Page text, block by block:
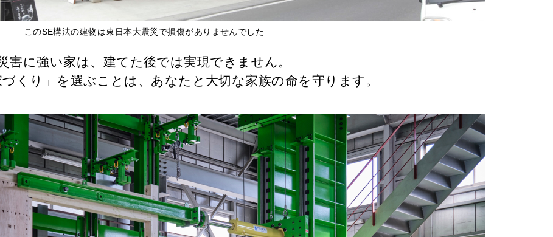
このSE構法の建物は東日本大震災で損傷がありませんでした
害に強い家は、建てた後では実現できません。
づくり」を選ぶことは、あなたと大切な家族の命を守ります。